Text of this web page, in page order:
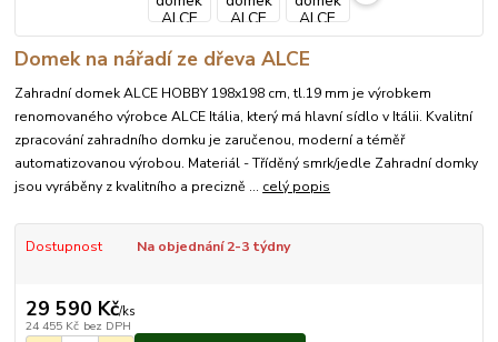
Domek na nářadí ze dřeva ALCE
Zahradní domek ALCE HOBBY 198x198 cm, tl.19 mm je výrobkem
renomovaného výrobce ALCE Itália, který má hlavní sídlo v Itálii. Kvalitní
zpracování zahradního domku je zaručenou, moderní a téměř
automatizovanou výrobou. Materiál - Tříděný smrk/jedle Zahradní domky
jsou vyráběny z kvalitního a precizně ... celý popis
Dostupnost Na objednání 2-3 týdny
29 590 Kč/ks
24 455 Kč bez DPH